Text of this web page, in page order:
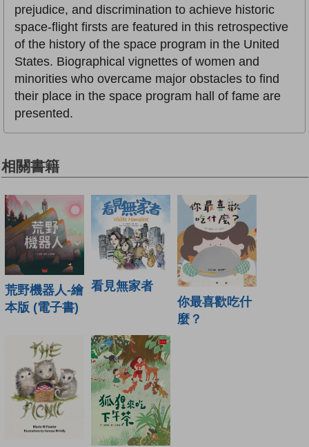
prejudice, and discrimination to achieve historic
space-flight firsts are featured in this retrospective
of the history of the space program in the United
States. Biographical vignettes of women and
minorities who overcame major obstacles to find
their place in the space program hall of fame are
presented.
相關書籍
荒野機器人-繪
本版 (電子書)
看見無家者
你最喜歡吃什
麼？